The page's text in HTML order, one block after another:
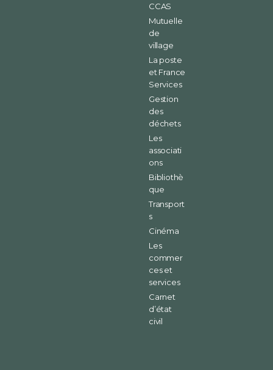
CCAS
Mutuelle
de
village
La poste
et France
Services
Gestion
des
déchets
Les
associati
ons
Bibliothè
que
Transport
s
Cinéma
Les
commer
ces et
services
Carnet
d’état
civil